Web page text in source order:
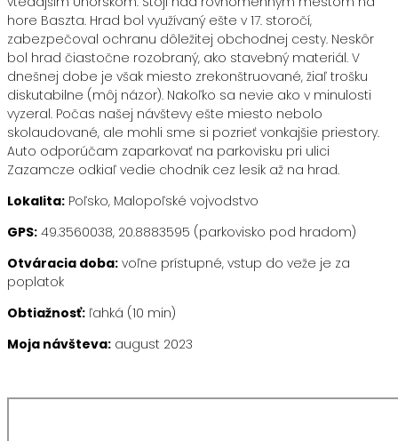
hore Baszta. Hrad bol využívaný ešte v 17. storočí,
zabezpečoval ochranu dôležitej obchodnej cesty. Neskôr
bol hrad čiastočne rozobraný, ako stavebný materiál. V
dnešnej dobe je však miesto zrekonštruované, žiaľ trošku
diskutabilne (môj názor). Nakoľko sa nevie ako v minulosti
vyzeral. Počas našej návštevy ešte miesto nebolo
skolaudované, ale mohli sme si pozrieť vonkajšie priestory.
Auto odporúčam zaparkovať na parkovisku pri ulici
Zazamcze odkiaľ vedie chodník cez lesík až na hrad.
Lokalita: Poľsko, Malopoľské vojvodstvo
GPS: 49.3560038, 20.8883595 (parkovisko pod hradom)
Otváracia doba: voľne prístupné, vstup do veže je za
poplatok
Obtiažnosť: ľahká (10 min)
Moja návšteva: august 2023